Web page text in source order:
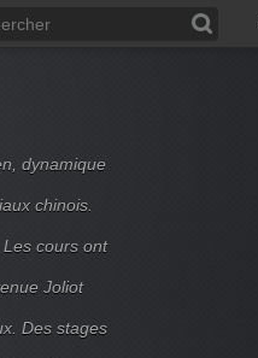
dynamique
chinois.
cours ont
Joliot
Des stages